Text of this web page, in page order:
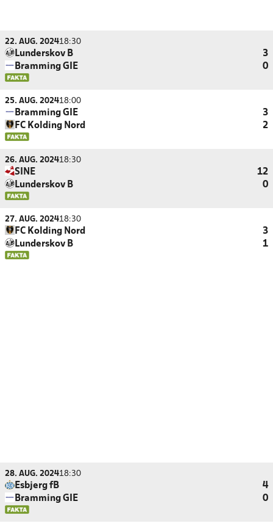
22. AUG. 202418:30
Lunderskov B
3
Bramming GIE
0
25. AUG. 202418:00
Bramming GIE
3
FC Kolding Nord
2
26. AUG. 202418:30
SINE
12
Lunderskov B
0
27. AUG. 202418:30
FC Kolding Nord
3
Lunderskov B
1
28. AUG. 202418:30
Esbjerg fB
4
Bramming GIE
0